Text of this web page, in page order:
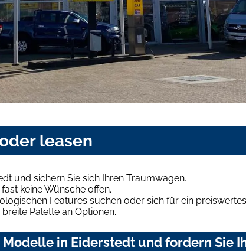
leasen
und sichern Sie sich Ihren Traumwagen.
keine Wünsche offen.
Features suchen oder sich für ein
Palette an Optionen.
in Eiderstedt und fordern Sie